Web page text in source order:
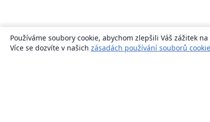
Používáme soubory cookie, abychom zlepšili Váš zážitek
Více se dozvíte v našich zásadách používání souborů cookie